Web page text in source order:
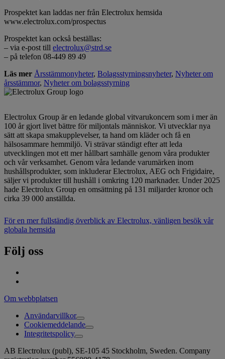
Prospektet kan laddas ner från Electrolux hemsida
www.electrolux.com/prospectus
Prospektet kan också beställas:
– via e-post till electrolux@strd.se
– på telefon 08-449 89 49
Läs mer Årsstämmonyheter, Bolagsstyrningsnyheter, Nyheter om
årsstämmor, Nyheter om bolagsstyrning
Electrolux Group är en ledande global vitvarukoncern som i mer än
100 år gjort livet bättre för miljontals människor. Vi utvecklar nya
sätt att skapa smakupplevelser, ta hand om kläder och få en
hälsosammare hemmiljö. Vi strävar ständigt efter att leda
utvecklingen mot ett mer hållbart samhälle genom våra produkter
och vår verksamhet. Genom våra ledande varumärken inom
hushållsprodukter, som inkluderar Electrolux, AEG och Frigidaire,
säljer vi produkter till hushåll i omkring 120 marknader. Under 2025
hade Electrolux Group en omsättning på 131 miljarder kronor och
cirka 39 000 anställda.
För en mer fullständig överblick av Electrolux, vänligen besök vår
globala hemsida
Följ oss
Om webbplatsen
Användarvillkor
Cookiemeddelande
Integritetspolicy
AB Electrolux (publ), SE-105 45 Stockholm, Sweden. Company